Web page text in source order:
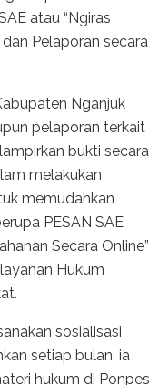
atau “Ngiras
Pelaporan secara
Nganjuk
pelaporan terkait
bukti secara
melakukan
memudahkan
PESAN SAE
Secara Online”
Hukum
sosialisasi
setiap bulan, ia
hukum di Ponpes